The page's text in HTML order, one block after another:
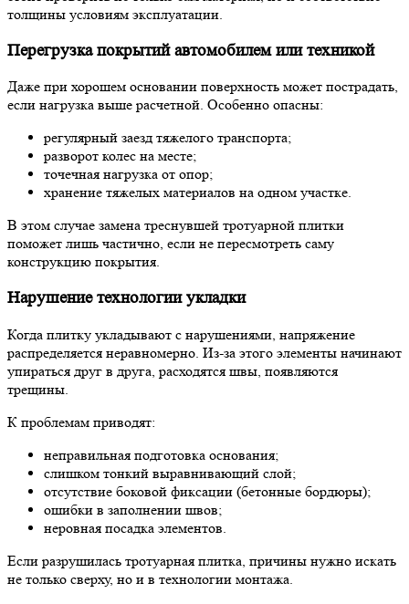
толщины условиям эксплуатации.
Перегрузка покрытий автомобилем или техникой
Даже при хорошем основании поверхность может пострадать,
если нагрузка выше расчетной. Особенно опасны:
регулярный заезд тяжелого транспорта;
разворот колес на месте;
точечная нагрузка от опор;
хранение тяжелых материалов на одном участке.
В этом случае замена треснувшей тротуарной плитки
поможет лишь частично, если не пересмотреть саму
конструкцию покрытия.
Нарушение технологии укладки
Когда плитку укладывают с нарушениями, напряжение
распределяется неравномерно. Из-за этого элементы начинают
упираться друг в друга, расходятся швы, появляются
трещины.
К проблемам приводят:
неправильная подготовка основания;
слишком тонкий выравнивающий слой;
отсутствие боковой фиксации (бетонные бордюры);
ошибки в заполнении швов;
неровная посадка элементов.
Если разрушилась тротуарная плитка, причины нужно искать
не только сверху, но и в технологии монтажа.